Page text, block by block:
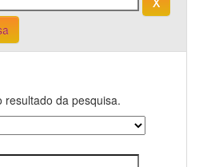
resultado da pesquisa.